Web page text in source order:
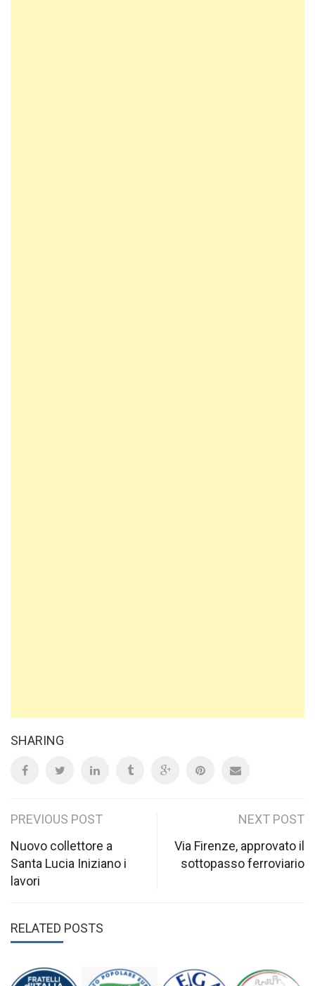
SHARING
Post
navigation
PREVIOUS POST
Nuovo collettore a
Santa Lucia Iniziano i
lavori
NEXT POST
Via Firenze, approvato il
sottopasso ferroviario
RELATED POSTS